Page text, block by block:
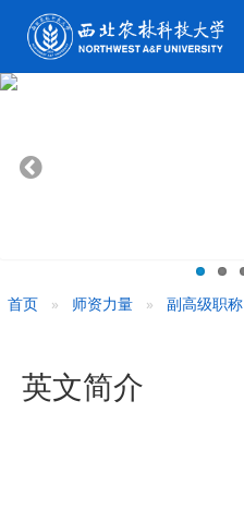
首页 师资力量 副高级职称
英文简介